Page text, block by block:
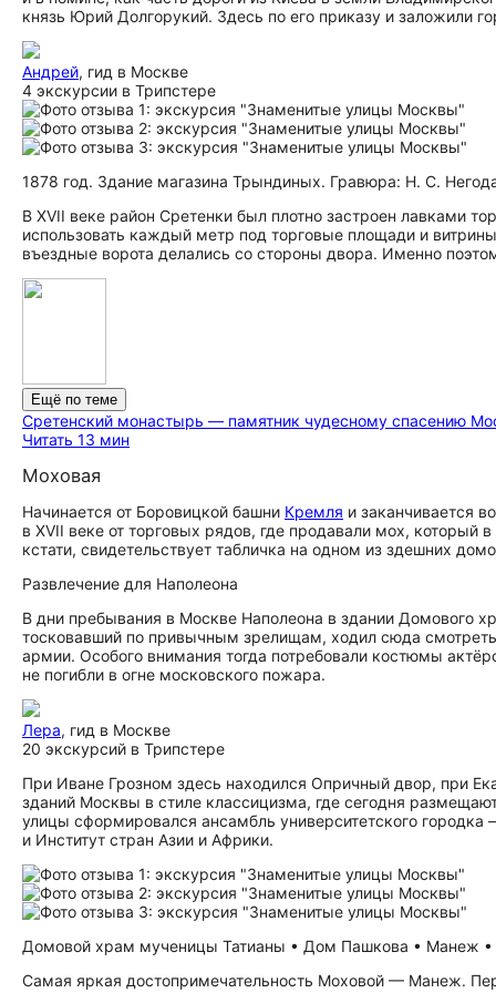
князь Юрий Долгорукий. Здесь по его приказу и заложили
Андрей, гид в Москве
4 экскурсии в Трипстере
1878 год. Здание магазина Трындиных. Гравюра: Н. С.
В XVII веке район Сретенки был плотно застроен лавками
использовать каждый метр под торговые площади и
въездные ворота делались со стороны двора. Именно
Ещё по теме
Сретенский монастырь — памятник чудесному спасению
Читать 13 мин
Моховая
Начинается от Боровицкой башни Кремля и заканчивается
в XVII веке от торговых рядов, где продавали мох, который
кстати, свидетельствует табличка на одном из здешних
Развлечение для Наполеона
В дни пребывания в Москве Наполеона в здании Домового
тосковавший по привычным зрелищам, ходил сюда
армии. Особого внимания тогда потребовали костюмы
не погибли в огне московского пожара.
Лера, гид в Москве
20 экскурсий в Трипстере
При Иване Грозном здесь находился Опричный двор, при
зданий Москвы в стиле классицизма, где сегодня
улицы сформировался ансамбль университетского
и Институт стран Азии и Африки.
Домовой храм мученицы Татианы • Дом Пашкова • Манеж •
Самая яркая до­сто­при­ме­ча­тель­но­сть Моховой — Манеж.